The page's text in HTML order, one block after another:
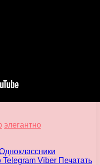
элегантно
Telegram Viber Печатать